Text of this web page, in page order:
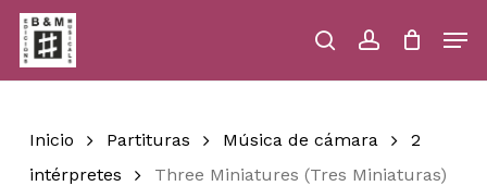
Skip
main
content
searchaccount
Close
Inicio Partituras Música de cámara
2
intérpretes
Three Miniatures (Tres Miniaturas)
Menu